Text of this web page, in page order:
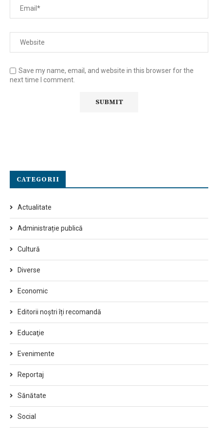
Save my name, email, and website in this browser for the
next time I comment.
CATEGORII
Actualitate
Administrație publică
Cultură
Diverse
Economic
Editorii noștri îți recomandă
Educaţie
Evenimente
Reportaj
Sănătate
Social